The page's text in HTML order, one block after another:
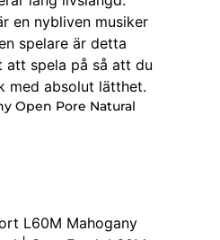
Open Pore Natural